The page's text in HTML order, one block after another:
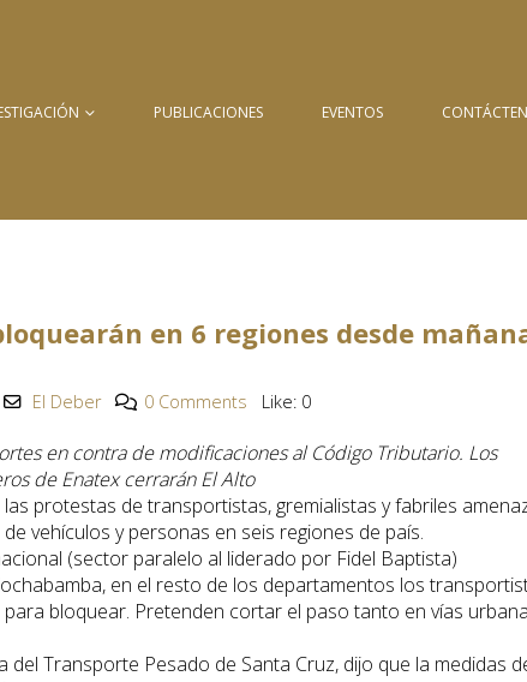
PUBLICACIONES EVENTOS
en 6 regiones desde
El Deber 0 Comments Like: 0
en contra de modificaciones al Código Tributario. Los
de Enatex cerrarán El Alto
protestas de transportistas, gremialistas y fabriles
vehículos y personas en seis regiones de país.
(sector paralelo al liderado por Fidel Baptista)
en el resto de los departamentos los
bloquear. Pretenden cortar el paso tanto en vías
del Transporte Pesado de Santa Cruz, dijo que la medidas